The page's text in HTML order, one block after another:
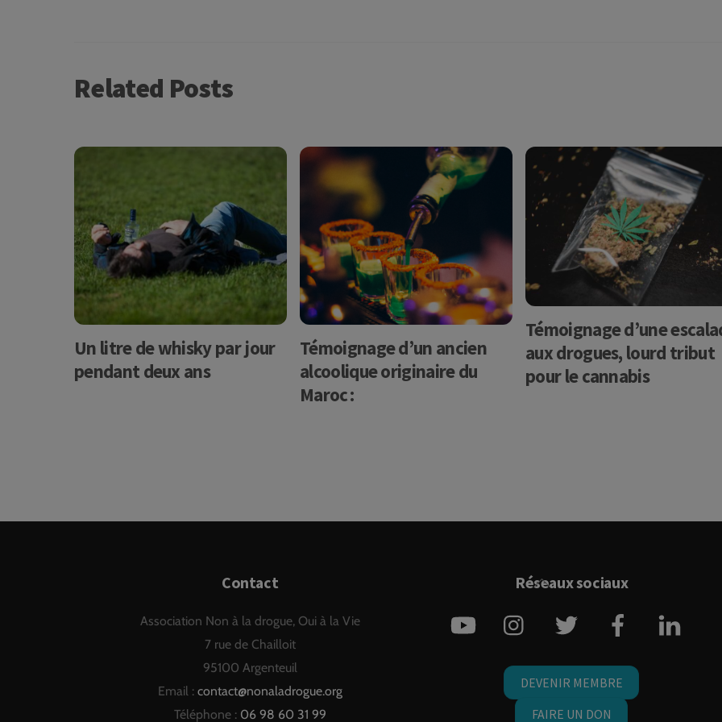
Related Posts
Un litre de whisky par jour
pendant deux ans
Témoignage d’un ancien
alcoolique originaire du
Maroc :
Témoignage d’une
aux drogues, lourd tribut
pour le cannabis
Back
Top
Contact
Association Non à la drogue, Oui à la Vie
7 rue de Chailloit
95100 Argenteuil
Email : contact@nonaladrogue.org
Téléphone : 06 98 60 31 99
Réseaux sociaux
YouTube Instagram Twitter Facebook
DEVENIR MEMBRE
FAIRE UN DON